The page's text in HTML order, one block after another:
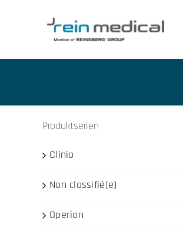
Produktserien
Clinio
Non classifié(e)
Operion